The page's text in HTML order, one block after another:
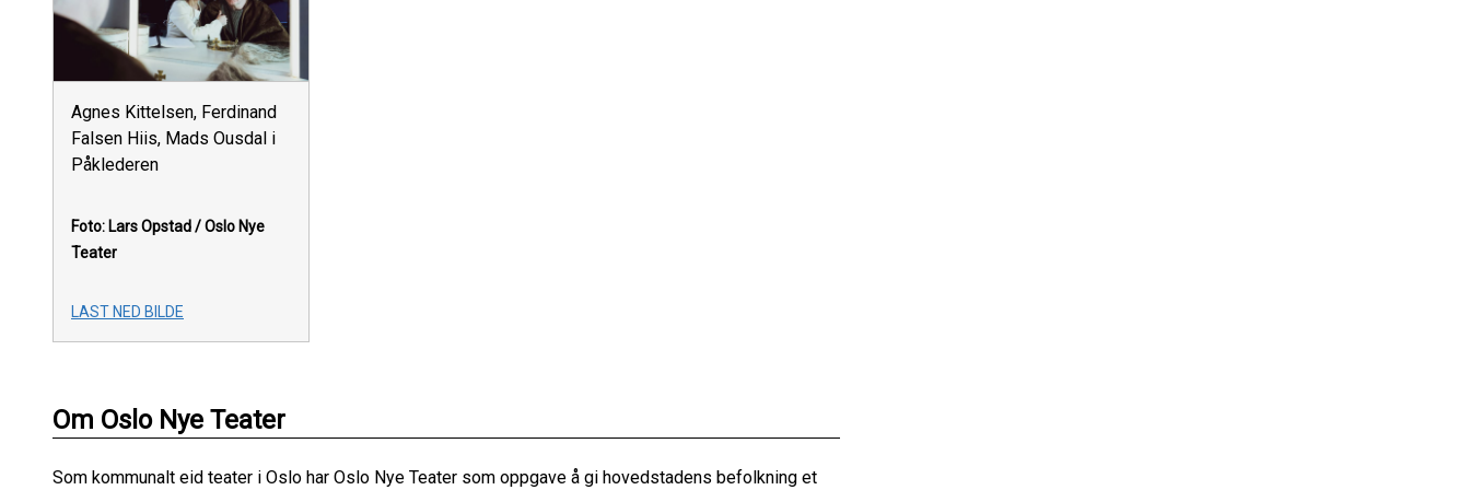
Agnes Kittelsen, Ferdinand
Falsen Hiis, Mads Ousdal i
Påklederen
Foto: Lars Opstad /Oslo Nye
Teater
LAST NED BILDE
Om Oslo Nye Teater
Som kommunalt eid teater i Oslo har Oslo Nye Teater som oppgave å gi hovedstadens befolkning et